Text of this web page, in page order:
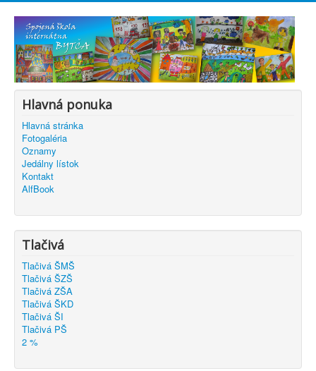
Hlavná ponuka
Hlavná stránka
Fotogaléria
Oznamy
Jedálny lístok
Kontakt
AlfBook
Tlačivá
Tlačivá ŠMŠ
Tlačivá ŠZŠ
Tlačivá ZŠA
Tlačivá ŠKD
Tlačivá ŠI
Tlačivá PŠ
2 %